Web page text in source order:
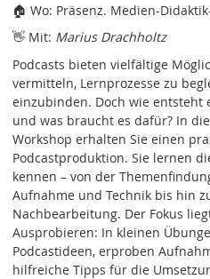
🏠 Wo: Präsenz. Medien-
👋 Mit: Marius Drachholtz
Podcasts bieten vielfältige
vermitteln, Lernprozesse zu
einzubinden. Doch wie entsteht
und was braucht es dafür? In
Workshop erhalten Sie einen
Podcastproduktion. Sie lernen
kennen – von der
Aufnahme und Technik bis hin
Nachbearbeitung. Der Fokus
Ausprobieren: In kleinen
Podcastideen, erproben
hilfreiche Tipps für die